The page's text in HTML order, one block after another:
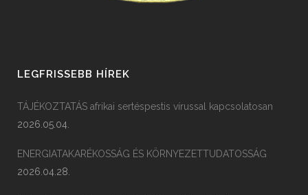
LEGFRISSEBB HÍREK
TÁJÉKOZTATÁS afrikai sertéspestis vírussal kapcsolatosan
2026.05.04.
ENERGIATAKARÉKOSSÁG ÉS KÖRNYEZETTUDATOSSÁG
2026.04.28.